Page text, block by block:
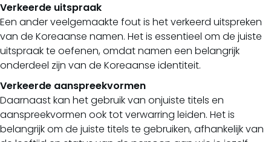
Verkeerde uitspraak
Een ander veelgemaakte fout is het verkeerd uitspreken
van de Koreaanse namen. Het is essentieel om de juiste
uitspraak te oefenen, omdat namen een belangrijk
onderdeel zijn van de Koreaanse identiteit.
Verkeerde aanspreekvormen
Daarnaast kan het gebruik van onjuiste titels en
aanspreekvormen ook tot verwarring leiden. Het is
belangrijk om de juiste titels te gebruiken, afhankelijk van